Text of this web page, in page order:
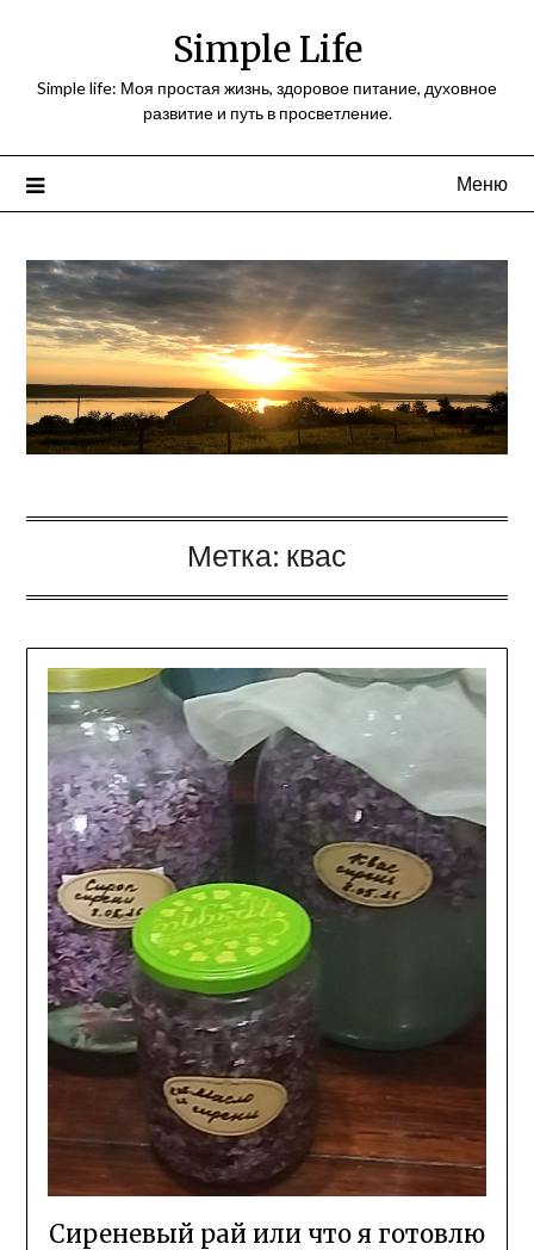
Simple Life
Simple life: Моя простая жизнь, здоровое питание, духовное
развитие и путь в просветление.
Меню
Метка: квас
Сиреневый рай или что я готовлю